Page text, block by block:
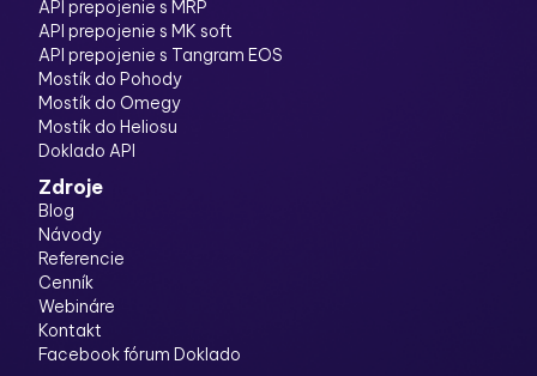
API prepojenie s MRP
API prepojenie s MK soft
API prepojenie s Tangram EOS
Mostík do Pohody
Mostík do Omegy
Mostík do Heliosu
Doklado API
Zdroje
Blog
Návody
Referencie
Cenník
Webináre
Kontakt
Facebook fórum Doklado